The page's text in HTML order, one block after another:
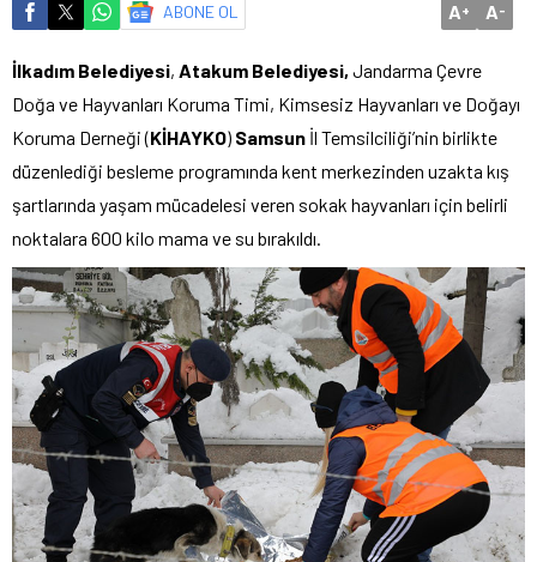
ABONE OL A+ A-
İlkadım Belediyesi, Atakum Belediyesi, Jandarma Çevre
Doğa ve Hayvanları Koruma Timi, Kimsesiz Hayvanları ve Doğayı
Koruma Derneği (KİHAYKO) Samsun İl Temsilciliği’nin birlikte
düzenlediği besleme programında kent merkezinden uzakta kış
şartlarında yaşam mücadelesi veren sokak hayvanları için belirli
noktalara 600 kilo mama ve su bırakıldı.